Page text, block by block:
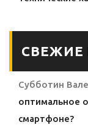
СВЕЖИЕ
Субботин
оптимальное
смартфоне?